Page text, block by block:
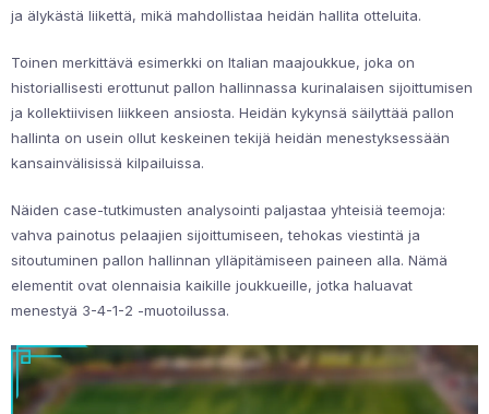
ja älykästä liikettä, mikä mahdollistaa heidän hallita otteluita.
Toinen merkittävä esimerkki on Italian maajoukkue, joka on
historiallisesti erottunut pallon hallinnassa kurinalaisen sijoittumisen
ja kollektiivisen liikkeen ansiosta. Heidän kykynsä säilyttää pallon
hallinta on usein ollut keskeinen tekijä heidän menestyksessään
kansainvälisissä kilpailuissa.
Näiden case-tutkimusten analysointi paljastaa yhteisiä teemoja:
vahva painotus pelaajien sijoittumiseen, tehokas viestintä ja
sitoutuminen pallon hallinnan ylläpitämiseen paineen alla. Nämä
elementit ovat olennaisia kaikille joukkueille, jotka haluavat
menestyä 3-4-1-2 -muotoilussa.